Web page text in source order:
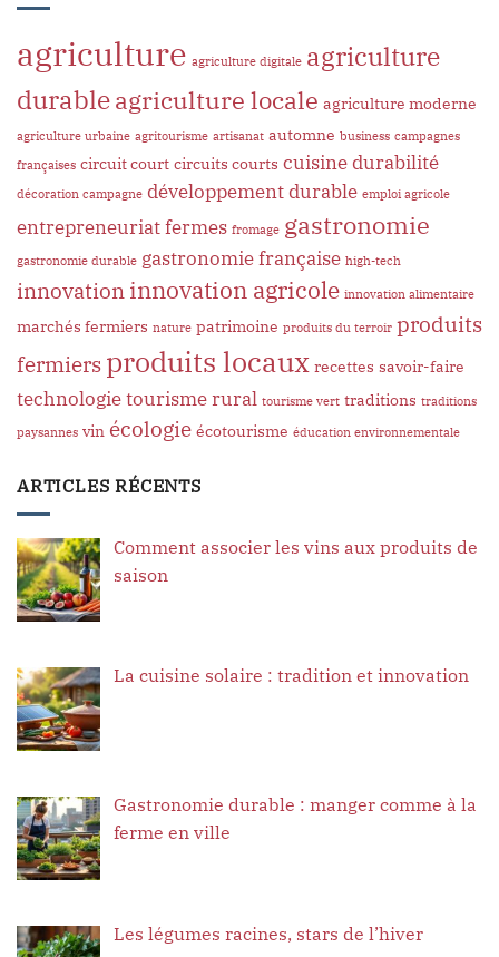
agriculture agriculture digitale agriculture
durableagriculture locale agriculture moderne
agriculture urbaine agritourisme artisanat automne business campagnes
françaises circuit court circuits courts cuisinedurabilité
décoration campagne développement durable emploi agricole
entrepreneuriatfermes fromage gastronomie
gastronomie durable gastronomie française high-tech
innovation innovation agricole innovation alimentaire
marchés fermiers nature patrimoine produits du terroir produits
fermiers produits locaux recettes savoir-faire
technologietourisme rural tourisme vert traditions traditions
paysannes vin écologie écotourisme éducation environnementale
ARTICLES RÉCENTS
Comment associer les vins aux produits de
saison
La cuisine solaire : tradition et innovation
Gastronomie durable : manger comme à la
ferme en ville
Les légumes racines, stars de l’hiver